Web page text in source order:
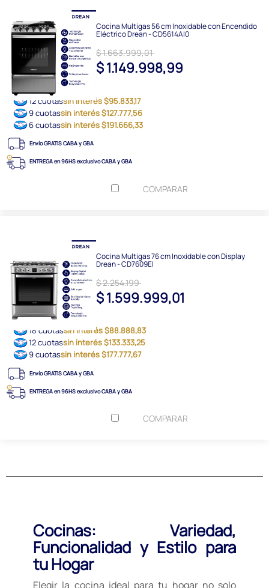
Cocina Multigas 56 cm Inoxidable con Encendido
Eléctrico Drean - CD5614AI0
$ 1.663.999,01
$ 1.149.998,99
12 cuotassin interés $95.833,17
9 cuotassin interés $127.777,56
6 cuotassin interés $191.666,33
Envío GRATIS CABA y GBA
ENTREGA en 96HS exclusivo CABA y GBA
COMPARAR
Cocina Multigas 76 cm Inoxidable con Display
Drean - CD7609EI
$ 2.254.199
$ 1.599.999,01
18 cuotassin interés $88.888,83
12 cuotassin interés $133.333,25
9 cuotassin interés $177.777,67
Envío GRATIS CABA y GBA
ENTREGA en 96HS exclusivo CABA y GBA
COMPARAR
Cocinas: Variedad,
Funcionalidad y Estilo para
tu Hogar
Elegir la cocina ideal para tu hogar no solo